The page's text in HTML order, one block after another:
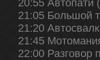
20:55 Автопати
21:05 Большой
21:20
21:45
22:00 Разговор